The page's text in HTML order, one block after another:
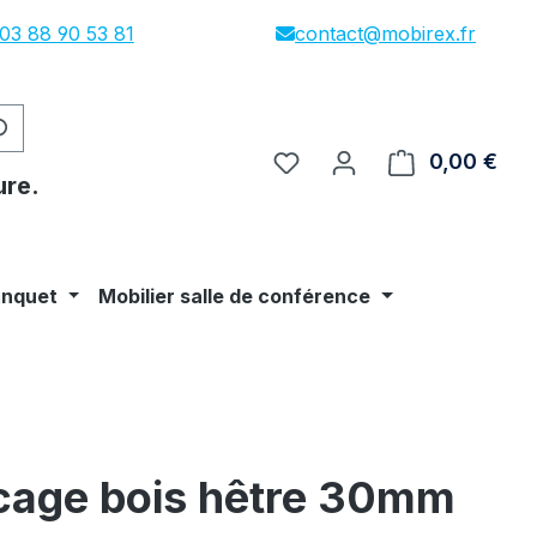
88 90 53 81 contact@mobirex.fr
0,00 €
Mobilier salle de conférence
bois hêtre 30mm